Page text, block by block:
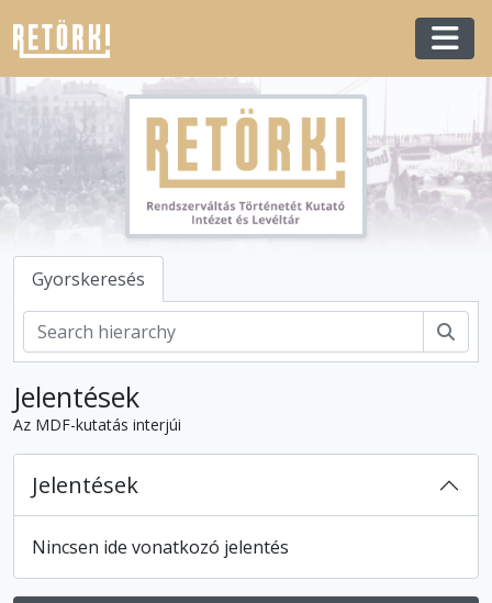
Skip to main content
Gyorskeresés
Jelentések
Az MDF-kutatás interjúi
Jelentések
Nincsen ide vonatkozó jelentés